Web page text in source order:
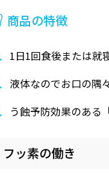
商品の特徴
1日1回食後または就
液体なのでお口の隅
う蝕予防効果のある
フッ素の働き